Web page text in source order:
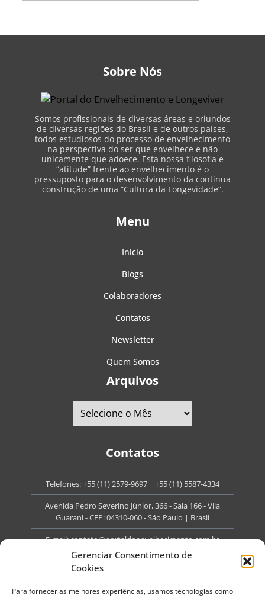
Gerenciar Consentimento de
Cookies
Para fornecer as melhores experiências, usamos tecnologias como
Sobre Nós
Somos profissionais de diversas áreas e oriundos
de diversas regiões do Brasil e de outros países,
todos estudiosos do processo de envelhecimento
na perspectiva do ser que envelhece e não
unicamente que adoece. Esta nossa filosofia e
“atitude” frente ao envelhecimento é o
pressuposto para o desenvolvimento da contínua
construção de uma “Cultura da Longevidade”.
Menu
Início
Blogs
Colaboradores
Contatos
Newsletter
Quem Somos
Arquivos
Contatos
Telefones:+55 (11) 2579-9697 | +55 (11) 5587-4334
Avenida Pedro Severino Júnior, 366 - Sala 166 - Vila
Guarani - CEP: 04310-060 - São Paulo | Brasil
E-mail:contato@portaldoenvelhecimento.com.br
Website:portaldoenvelhecimento.com.br